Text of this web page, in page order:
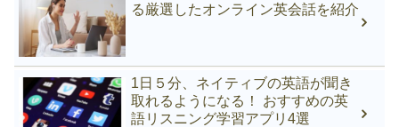
る厳選したオンライン英会話を紹介
1日５分、ネイティブの英語が聞き
取れるようになる！ おすすめの英
語リスニング学習アプリ4選